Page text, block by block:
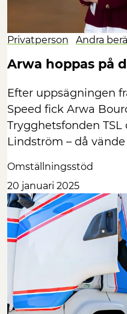
Privatperson Andra
Arwa hoppas på
Efter uppsägningen
Speed fick Arwa
Trygghetsfonden
Lindström – då
Omställningsstöd
20 januari 2025